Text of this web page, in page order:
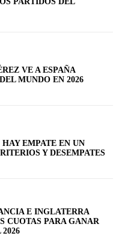
VE A ESPAÑA
MUNDO EN 2026
HAY EMPATE EN UN
Y DESEMPATES
E INGLATERRA
CUOTAS PARA GANAR